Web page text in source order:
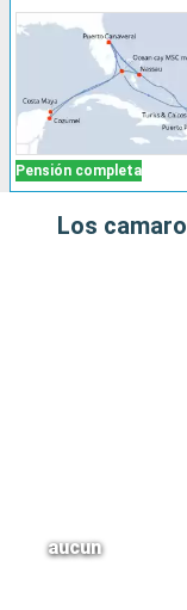
Pensión completa
Los
aucun